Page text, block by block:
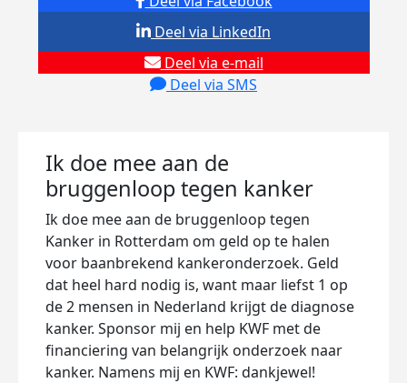
Deel via e-mail
Deel via SMS
Deel via LinkedIn
Ik doe mee aan de
bruggenloop tegen kanker
Ik doe mee aan de bruggenloop tegen
Kanker in Rotterdam om geld op te halen
voor baanbrekend kankeronderzoek. Geld
dat heel hard nodig is, want maar liefst 1 op
de 2 mensen in Nederland krijgt de diagnose
kanker. Sponsor mij en help KWF met de
financiering van belangrijk onderzoek naar
kanker. Namens mij en KWF: dankjewel!